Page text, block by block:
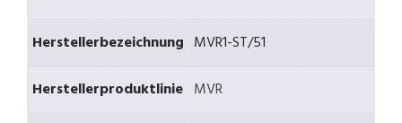
Herstellerbezeichnung MVR1-ST/51
Herstellerproduktlinie MVR